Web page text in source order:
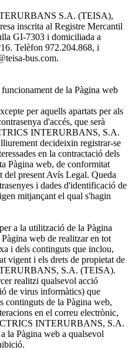
S.A. (TEISA),
inscrita al Registre Mercantil
GI-7303 i domiciliada a
Telèfon 972.204.868, i
bus.com.
de la Pàgina web
per aquells apartats per als
d'accés, que serà
INTERURBANS, S.A.
decideixin registrar-se
en la contractació dels
Pàgina web, de conformitat
del present Avís Legal. Queda
i dades d'identificació de
mitjançant el qual s'hagin
a la utilització de la Pàgina
web de realitzar en tot
i dels continguts que inclou,
vigent i els drets de propietat de
S.A. (TEISA).
realitzi qualsevol acció
de virus informàtics) que
continguts de la Pàgina web,
en el correu electrònic,
INTERURBANS, S.A.
la Pàgina web a qualsevol